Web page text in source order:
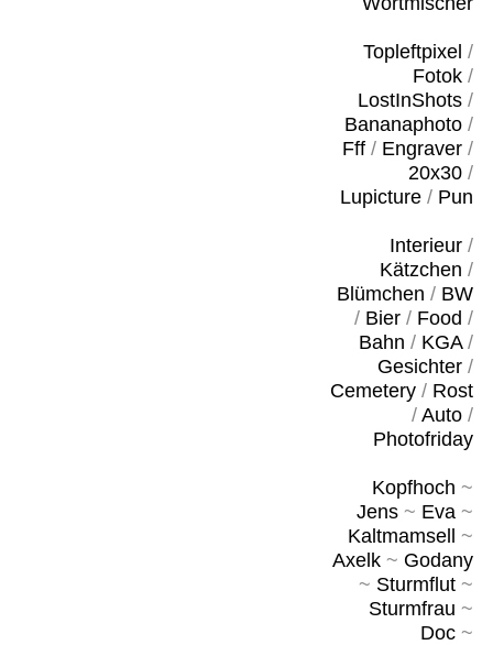
Topleftpixel /
Fotok/
LostInShots/
Bananaphoto/
Fff/ Engraver/
20x30/
Lupicture/ Pun
Interieur/
Kätzchen /
Blümchen / BW
/ Bier/ Food /
Bahn / KGA/
Gesichter/
Cemetery/ Rost
/ Auto/
Photofriday
Kopfhoch ~
Jens~ Eva~
Kaltmamsell
~
Axelk~ Godany
~ Sturmflut~
Sturmfrau ~
Doc~